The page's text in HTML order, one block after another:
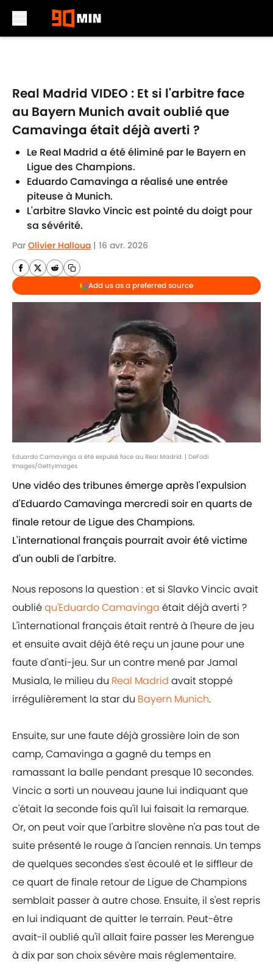
Real Madrid VIDEO : Et si l'arbitre face
au Bayern Munich avait oublié que
Camavinga était déjà averti ?
Le Real Madrid a été éliminé par le Bayern en
Ligue des Champions.
Eduardo Camavinga a réalisé une entrée
piteuse à Munich.
L'arbitre Slavko Vincic est pointé du doigt pour
sa sévérité.
Par Olivier Halloua | 16 avr. 2026
Add us as a preferred source
Eduardo Camavinga a été expulsé face au Real Madrid. | DeFodi
Images/GettyImages
Une vidéo des tribunes émerge après l'expulsion
d'Eduardo Camavinga mercredi soir en quarts de
finale retour de Ligue des Champions.
L'international français pourrait avoir été victime
d'un oubli de l'arbitre.
Nous reposons la question : et si Slavko Vincic avait
oubliéqu'Eduardo Camavinga était déjà averti ?
L'international français était rentré à l'heure de jeu
et ensuite avait déjà été reçu un jaune pour une
faute d'anti-jeu. Sur un contre mené par Jamal
Musiala, le milieu du Real Madrid avait stoppé
irrégulièrement la star du Bayern Munich.
Ensuite, sur une faute déjà grossière loin de son
camp, Camavinga a gagné du temps en
ramassant la balle pendant presque 10 secondes.
Vincic a sorti un nouveau jaune lui indiquant que
c'était la seconde fois qu'il lui faisait la remarque.
Or, on peut voir que l'arbitre slovène n'a pas tout de
suite présenté le rouge à l'ancien rennais. Un temps
de quelques secondes s'est écoulé et le siffleur de
ce quart de finale retour de Ligue de Champions
semblait passer à autre chose. Ensuite, il s'est repris
en lui indiquant de quitter le terrain. Peut-être
avait-il oublié qu'il allait faire passer les Merengue
à dix par son choix sévère mais réglementaire.